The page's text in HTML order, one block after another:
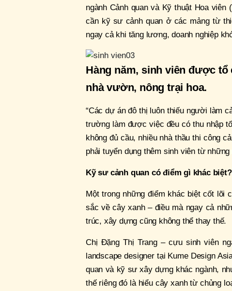
ngành Cảnh quan và Kỹ thuật Hoa
cần kỹ sư cảnh quan ở các mảng từ
ngay cả khi tăng lương, doanh nghiệp
Hàng năm, sinh viên được
nhà vườn, nông trại hoa.
“Các dự án đô thị luôn thiếu người làm
trường làm được việc đều có thu nhập
không đủ cầu, nhiều nhà thầu thi công
phải tuyển dụng thêm sinh viên từ
Kỹ sư cảnh quan có điểm gì khác biệt?
Một trong những điểm khác biệt cốt lõi
sắc về cây xanh – điều mà ngay cả
trúc, xây dựng cũng không thể thay thế.
Chị Đặng Thị Trang – cựu sinh viên
landscape designer tại Kume Design
quan và kỹ sư xây dựng khác ngành,
thế riêng đó là hiểu cây xanh từ chủng